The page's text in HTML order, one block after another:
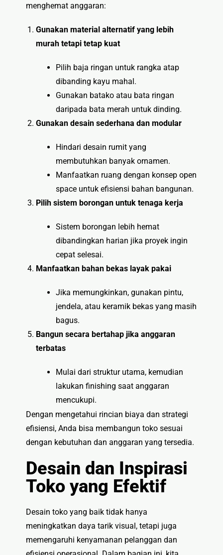
menghemat anggaran:
Gunakan material alternatif yang lebih
murah tetapi tetap kuat
Pilih baja ringan untuk rangka atap
dibanding kayu mahal.
Gunakan batako atau bata ringan
daripada bata merah untuk dinding.
Gunakan desain sederhana dan modular
Hindari desain rumit yang
membutuhkan banyak ornamen.
Manfaatkan ruang dengan konsep open
space untuk efisiensi bahan bangunan.
Pilih sistem borongan untuk tenaga kerja
Sistem borongan lebih hemat
dibandingkan harian jika proyek ingin
cepat selesai.
Manfaatkan bahan bekas layak pakai
Jika memungkinkan, gunakan pintu,
jendela, atau keramik bekas yang masih
bagus.
Bangun secara bertahap jika anggaran
terbatas
Mulai dari struktur utama, kemudian
lakukan finishing saat anggaran
mencukupi.
Dengan mengetahui rincian biaya dan strategi
efisiensi, Anda bisa membangun toko sesuai
dengan kebutuhan dan anggaran yang tersedia.
Desain dan Inspirasi
Toko yang Efektif
Desain toko yang baik tidak hanya
meningkatkan daya tarik visual, tetapi juga
memengaruhi kenyamanan pelanggan dan